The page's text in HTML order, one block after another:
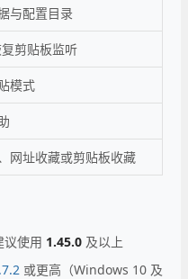
与配置目录
剪贴板监听
模式
网址收藏或剪贴板收藏
议使用 1.45.0 及以上
或更高（Windows 10 及